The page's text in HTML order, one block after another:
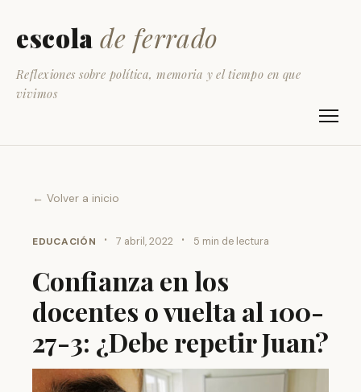
escola de ferrado
Reflexiones sobre política, memoria y el tiempo en que
vivimos
← Volver a inicio
EDUCACIÓN · 7 abril, 2022 · 5 min de lectura
Confianza en los
docentes o vuelta al 100-
27-3: ¿Debe repetir Juan?